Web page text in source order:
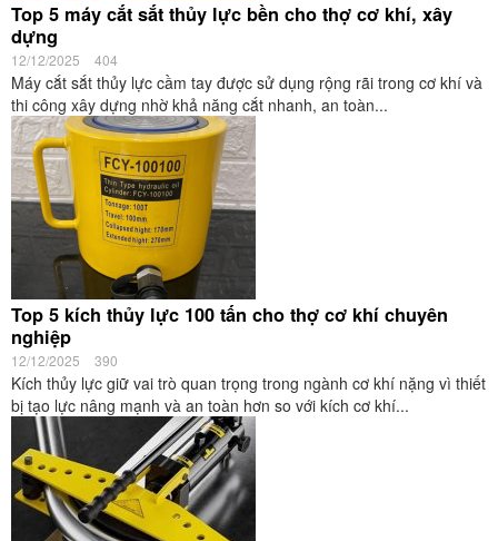
Top 5 máy cắt sắt thủy lực bền cho thợ cơ khí, xây
dựng
12/12/2025 404
Máy cắt sắt thủy lực cầm tay được sử dụng rộng rãi trong cơ khí và
thi công xây dựng nhờ khả năng cắt nhanh, an toàn...
Top 5 kích thủy lực 100 tấn cho thợ cơ khí chuyên
nghiệp
12/12/2025 390
Kích thủy lực giữ vai trò quan trọng trong ngành cơ khí nặng vì thiết
bị tạo lực nâng mạnh và an toàn hơn so với kích cơ khí...